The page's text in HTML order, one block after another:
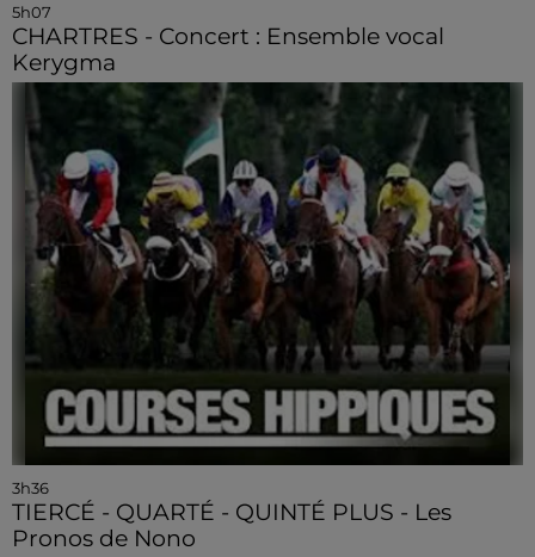
5h07
CHARTRES - Concert : Ensemble vocal
Kerygma
3h36
TIERCÉ - QUARTÉ - QUINTÉ PLUS - Les
Pronos de Nono